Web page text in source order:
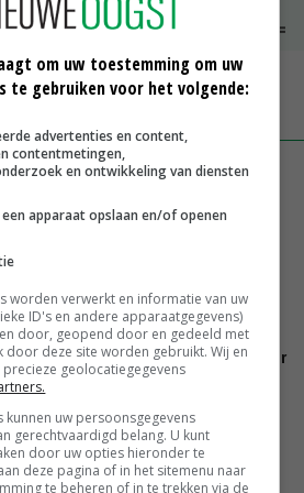
€ 6,05
MEER MARKTPRIJZEN
A-ware en Amalthea gaat
16:01
vraag naar geitenzuivel blijft
15:33
varkensstapel krimpt, pluimveesector
schaalvergroting
niet weg en doe vooral ook waar
van wordt’
om uw toestemming om uw
te gebruiken voor het volgende:
advertenties en content,
contentmetingen,
en ontwikkeling van diensten
apparaat opslaan en/of openen
worden verwerkt en informatie van uw
ID's en andere apparaatgegevens)
door, geopend door en gedeeld met
door deze site worden gebruikt. Wij en
geolocatiegegevens
kunnen uw persoonsgegevens
gerechtvaardigd belang. U kunt
door uw opties hieronder te
deze pagina of in het sitemenu naar
te beheren of in te trekken via de